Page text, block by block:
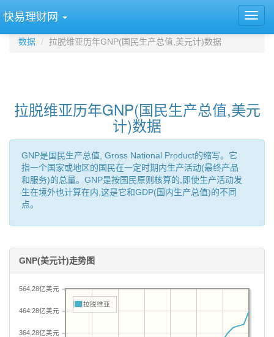
快易理财网
数据 拉脱维亚历年GNP(国民生产总值,美元计)数据
拉脱维亚历年GNP(国民生产总值,美元
计)数据
GNP是国民生产总值, Gross National Product的缩写。它
指一个国家或地区的国民在一定时期内生产活动(最终产品
和服务)的总量。GNP是按国民原则核算的,即使生产活动发
生在境外也计算在内,这是它和GDP(国内生产总值)的不同
点。
GNP(美元计)走势图
364.28亿美元
464.28亿美元
564.28亿美元
拉脱维亚